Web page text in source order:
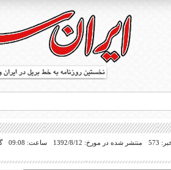
573 منتشر شده در مورخ: 1392/8/12 ساعت: 09:08